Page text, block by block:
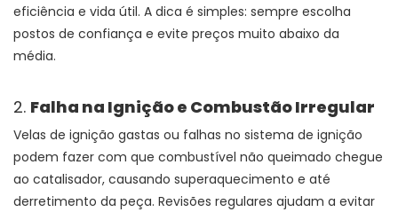
eficiência e vida útil. A dica é simples: sempre escolha
postos de confiança e evite preços muito abaixo da
média.
2. Falha na Ignição e Combustão Irregular
Velas de ignição gastas ou falhas no sistema de ignição
podem fazer com que combustível não queimado chegue
ao catalisador, causando superaquecimento e até
derretimento da peça. Revisões regulares ajudam a evitar